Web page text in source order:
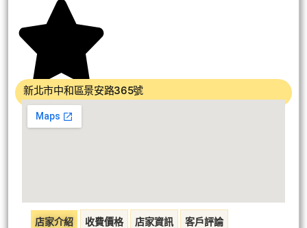
新北市中和區景安路365號
店家介紹 收費價格 店家資訊 客戶評論